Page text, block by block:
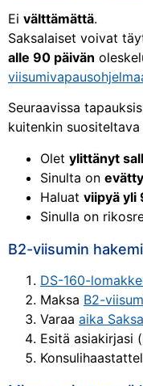
Ei välttämättä.
Saksalaiset voivat
alle 90 päivän
Seuraavissa
kuitenkin
Olet ylittänyt
Sinulta on
Haluat viipyä yli
Sinulla on
B2-viisumin
DS-160-
Maksa B2-
Varaa aika
Esitä asiakirjasi